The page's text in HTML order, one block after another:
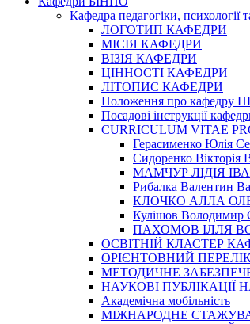
Кафедра педагогіки,
ЛОГОТИП КАФЕДРИ
МІСІЯ КАФЕДРИ
ВІЗІЯ КАФЕДРИ
ЦІННОСТІ КАФЕДРИ
ЛІТОПИС КАФЕДРИ
Положення про кафедру
Посадові інструкції
CURRICULUM VITAE
Герасименко Юлія
Сидоренко Вікторія
МАМЧУР ЛІДІЯ
Рибалка Валентин
КЛОЧКО АЛЛА
Кулішов Володимир
ПАХОМОВ ІЛЛЯ
ОСВІТНІЙ КЛАСТЕР
ОРІЄНТОВНИЙ
МЕТОДИЧНЕ
НАУКОВІ ПУБЛІКАЦІЇ
Академічна мобільність
МІЖНАРОДНЕ